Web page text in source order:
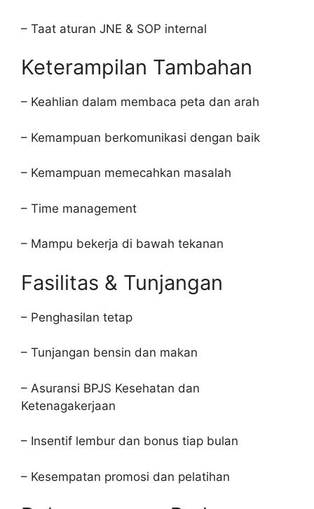
– Taat aturan JNE & SOP internal
Keterampilan Tambahan
– Keahlian dalam membaca peta dan arah
– Kemampuan berkomunikasi dengan baik
– Kemampuan memecahkan masalah
– Time management
– Mampu bekerja di bawah tekanan
Fasilitas & Tunjangan
– Penghasilan tetap
– Tunjangan bensin dan makan
– Asuransi BPJS Kesehatan dan
Ketenagakerjaan
– Insentif lembur dan bonus tiap bulan
– Kesempatan promosi dan pelatihan